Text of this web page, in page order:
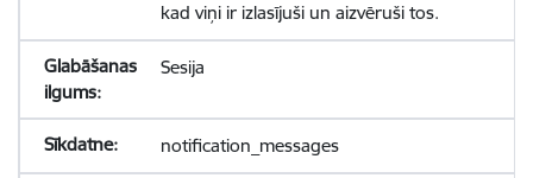
kad viņi ir izlasījuši un aizvēruši tos.
Sesija
notification_messages